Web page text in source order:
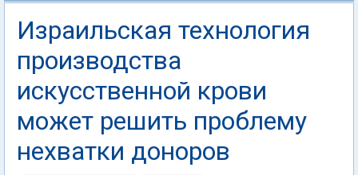
Израильская технология
производства
искусственной крови
может решить проблему
нехватки доноров